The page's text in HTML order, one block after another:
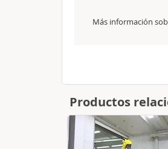
Más información
Productos